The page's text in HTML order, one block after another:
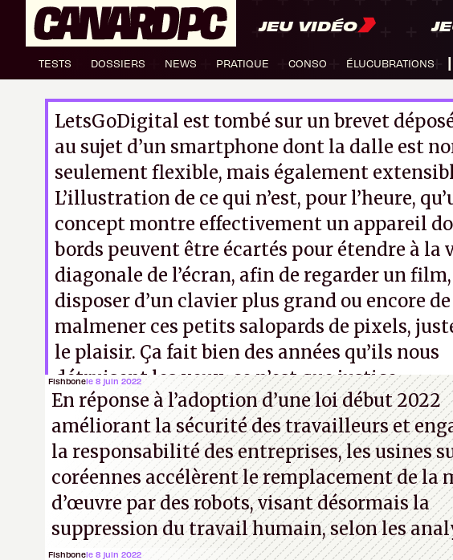
JEU VIDÉO
TESTS DOSSIERS NEWS PRATIQUE CONSO ÉLUCUBRATIONS
LetsGoDigital est tombé sur un brevet
au sujet d’un smartphone dont la dalle est
seulement flexible, mais également
L’illustration de ce qui n’est, pour l’heure,
concept montre effectivement un appareil
bords peuvent être écartés pour étendre à la
diagonale de l’écran, afin de regarder un
disposer d’un clavier plus grand ou encore de
malmener ces petits salopards de pixels,
le plaisir. Ça fait bien des années qu’ils nous
détruisent les yeux, ce n’est que justice.
Fishbonele 8 juin 2022
En réponse à l’adoption d’une loi début 2022
améliorant la sécurité des travailleurs et
la responsabilité des entreprises, les usines
coréennes accélèrent le remplacement de la
d’œuvre par des robots, visant désormais la
suppression du travail humain, selon les
Fishbonele 8 juin 2022